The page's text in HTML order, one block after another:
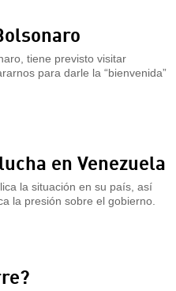
tiene previsto visitar
para darle la “bienvenida”
en Venezuela
la situación en su país, así
la presión sobre el gobierno.